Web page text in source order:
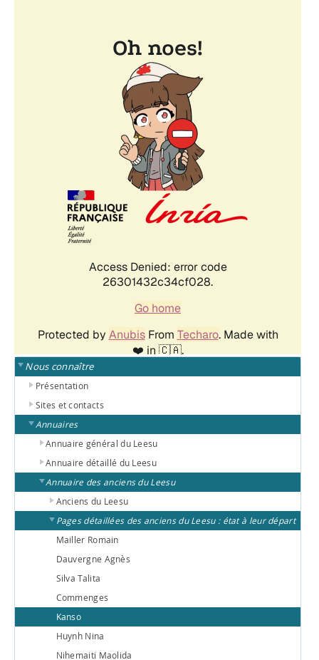
Nous connaître
Présentation
Sites et contacts
Annuaires
Annuaire général du Leesu
Annuaire détaillé du Leesu
Annuaire des anciens du Leesu
Anciens du Leesu
Pages détaillées des anciens du Leesu : état à leur départ
Mailler Romain
Dauvergne Agnès
Silva Talita
Commenges
Kanso
Huynh Nina
Nihemaiti Maolida